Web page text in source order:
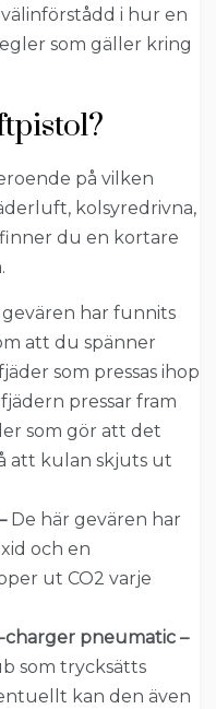
i hur en
som gäller kring
på vilken
kolsyredrivna,
du en kortare
gevären har funnits
att du spänner
som pressas ihop
pressar fram
som gör att det
att kulan skjuts ut
De här gevären har
och en
ut CO2 varje
pneumatic –
som trycksätts
kan den även